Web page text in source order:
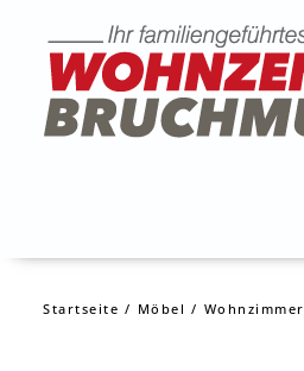
Startseite Möbel Wohnzimmer